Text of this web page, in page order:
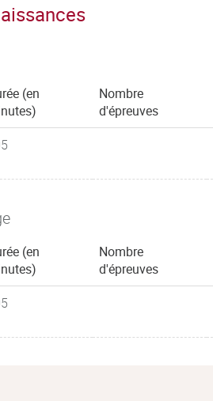
(en
Nombre
d'épreuves
(en
Nombre
d'épreuves